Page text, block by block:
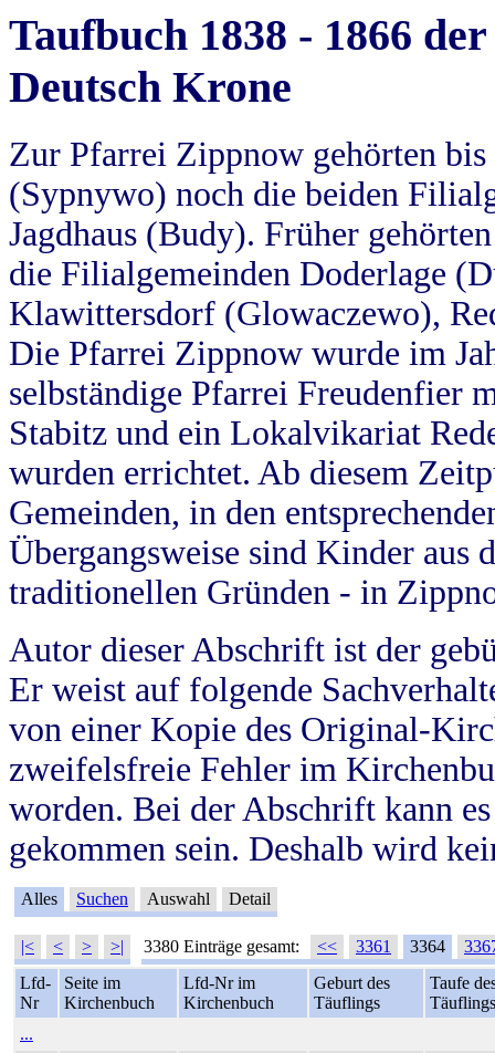
Taufbuch 1838 - 1866
Deutsch Krone
Zur Pfarrei Zippnow gehörten
(Sypnywo) noch die beiden
Jagdhaus (Budy). Früher
die Filialgemeinden Doderlage
Klawittersdorf (Glowaczewo),
Die Pfarrei Zippnow wurde im
selbständige Pfarrei Freudenfier
Stabitz und ein Lokalvikariat
wurden errichtet. Ab diesem
Gemeinden, in den
Übergangsweise sind Kinder aus
traditionellen Gründen - in
Autor dieser Abschrift ist der
Er weist auf folgende
von einer Kopie des Original-
zweifelsfreie Fehler im
worden. Bei der Abschrift kann
gekommen sein. Deshalb wird
Alles Suchen Auswahl Detail
|< < > >| 3380 Einträge gesamt: << 3361 3364
Lfd-
Nr
Seite im
Kirchenbuch
Lfd-Nr im
Kirchenbuch
Geburt des
Täuflings
Taufe
Täuflings
...